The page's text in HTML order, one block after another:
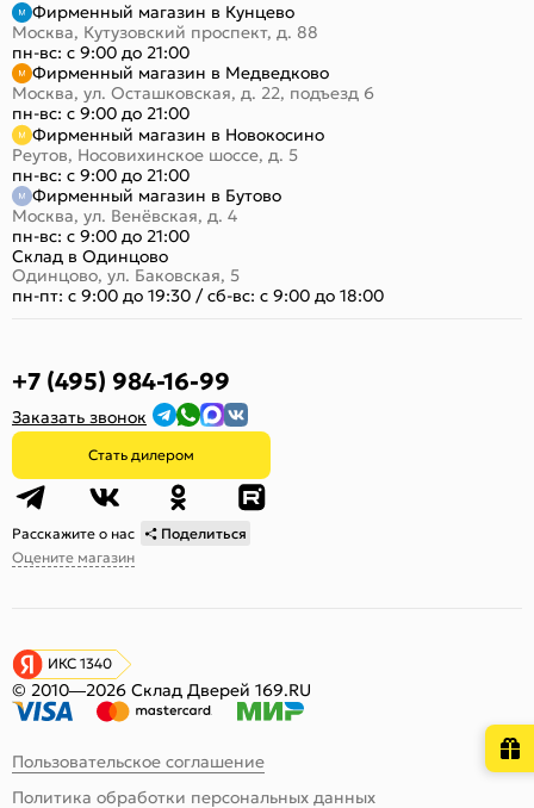
Фирменный магазин в Кунцево
Москва, Кутузовский проспект, д. 88
пн-вс: с 9:00 до 21:00
Фирменный магазин в Медведково
Москва, ул. Осташковская, д. 22, подъезд 6
пн-вс: с 9:00 до 21:00
Фирменный магазин в Новокосино
Реутов, Носовихинское шоссе, д. 5
пн-вс: с 9:00 до 21:00
Фирменный магазин в Бутово
Москва, ул. Венёвская, д. 4
пн-вс: с 9:00 до 21:00
Склад в Одинцово
Одинцово, ул. Баковская, 5
пн-пт: с 9:00 до 19:30 /сб-вс: с 9:00 до 18:00
+7 (495) 984-16-99
Заказать звонок
Стать дилером
Расскажите о нас
Поделиться
Оцените магазин
ИКС 1340
© 2010—2026 Склад Дверей 169.RU
Пользовательское соглашение
Политика обработки персональных данных